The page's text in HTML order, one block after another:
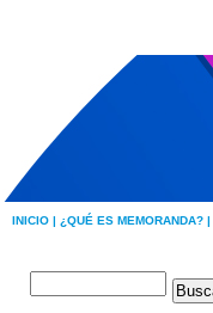
INICIO | ¿QUÉ ES MEMORANDA? |